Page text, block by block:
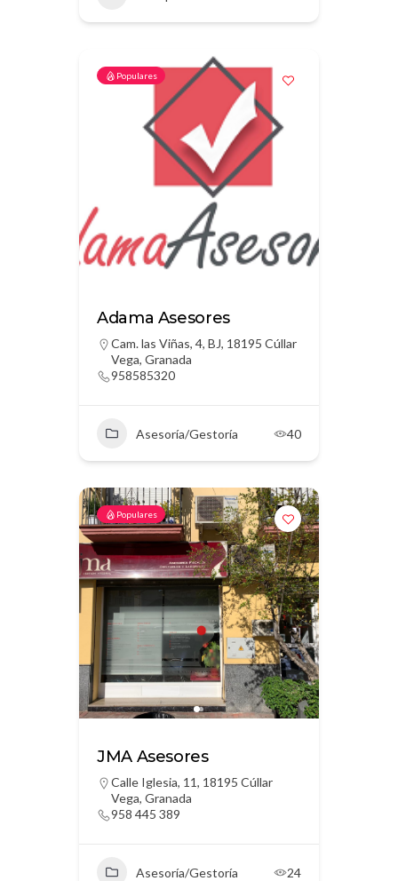
Populares
Adama Asesores
Cam. las Viñas, 4, BJ, 18195 Cúllar
Vega, Granada
958585320
Asesoría/Gestoría 40
Populares
JMA Asesores
Calle Iglesia, 11, 18195 Cúllar
Vega, Granada
958 445 389
Asesoría/Gestoría 24